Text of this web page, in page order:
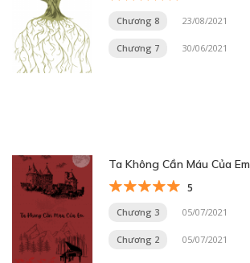
Chương 8 23/08/2021
Chương 7 30/06/2021
Ta Không Cần Máu Của Em
5
Chương 3 05/07/2021
Chương 2 05/07/2021